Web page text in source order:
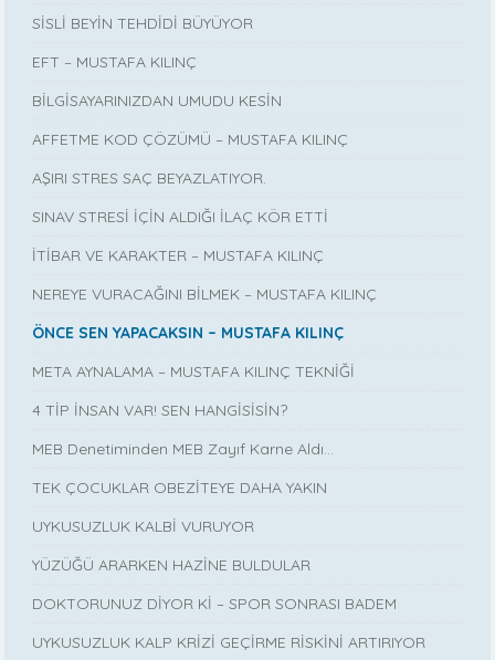
SİSLİ BEYİN TEHDİDİ BÜYÜYOR
EFT – MUSTAFA KILINÇ
BİLGİSAYARINIZDAN UMUDU KESİN
AFFETME KOD ÇÖZÜMÜ – MUSTAFA KILINÇ
AŞIRI STRES SAÇ BEYAZLATIYOR.
SINAV STRESİ İÇİN ALDIĞI İLAÇ KÖR ETTİ
İTİBAR VE KARAKTER – MUSTAFA KILINÇ
NEREYE VURACAĞINI BİLMEK – MUSTAFA KILINÇ
ÖNCE SEN YAPACAKSIN – MUSTAFA KILINÇ
META AYNALAMA – MUSTAFA KILINÇ TEKNİĞİ
4 TİP İNSAN VAR! SEN HANGİSİSİN?
MEB Denetiminden MEB Zayıf Karne Aldı…
TEK ÇOCUKLAR OBEZİTEYE DAHA YAKIN
UYKUSUZLUK KALBİ VURUYOR
YÜZÜĞÜ ARARKEN HAZİNE BULDULAR
DOKTORUNUZ DİYOR Kİ – SPOR SONRASI BADEM
UYKUSUZLUK KALP KRİZİ GEÇİRME RİSKİNİ ARTIRIYOR